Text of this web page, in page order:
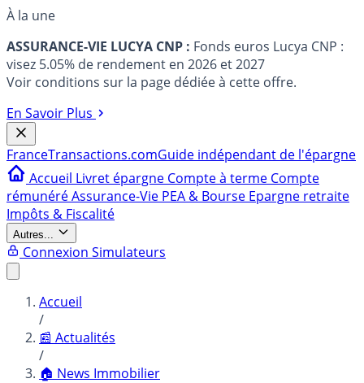
À la une
ASSURANCE-VIE LUCYA CNP : Fonds euros Lucya CNP :
visez 5.05% de rendement en 2026 et 2027
Voir conditions sur la page dédiée à cette offre.
En Savoir Plus
FranceTransactions.comGuide indépendant de l'épargne
Accueil Livret épargne Compte à terme Compte
rémunéréAssurance-Vie PEA & Bourse Epargne retraite
Impôts & Fiscalité
Autres...
Connexion Simulateurs
Accueil
/
📰 Actualités
/
🏠 News Immobilier